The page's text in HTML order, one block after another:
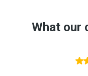
What our